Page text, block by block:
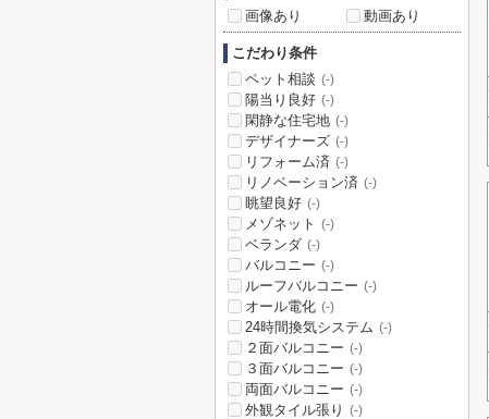
画像あり
動画あり
こだわり条件
ペット相談 (-)
陽当り良好 (-)
閑静な住宅地 (-)
デザイナーズ (-)
リフォーム済 (-)
リノベーション済 (-)
眺望良好 (-)
メゾネット (-)
ベランダ (-)
バルコニー (-)
ルーフバルコニー (-)
オール電化 (-)
24時間換気システム (-)
２面バルコニー (-)
３面バルコニー (-)
両面バルコニー (-)
外観タイル張り (-)